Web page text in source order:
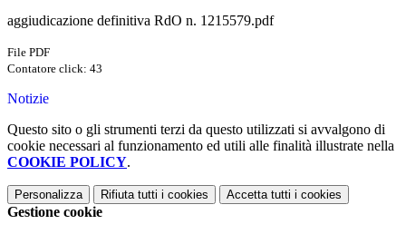
aggiudicazione definitiva RdO n. 1215579.pdf
File PDF
Contatore click: 43
Notizie
Questo sito o gli strumenti terzi da questo utilizzati si avvalgono di
cookie necessari al funzionamento ed utili alle finalità illustrate nella
COOKIE POLICY.
Personalizza Rifiuta tutti i cookies Accetta tutti i cookies
Gestione cookie